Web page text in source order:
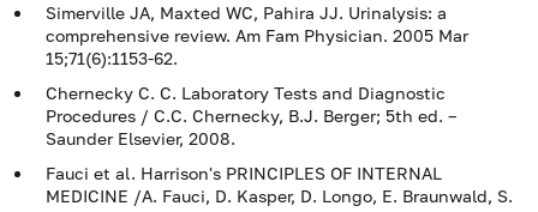
Simerville JA, Maxted WC, Pahira JJ. Urinalysis: a
comprehensive review. Am Fam Physician. 2005 Mar
15;71(6):1153-62.
Chernecky C. C. Laboratory Tests and Diagnostic
Procedures / С.С. Chernecky, В.J. Berger; 5th ed. –
Saunder Elsevier, 2008.
Fauci et al. Harrison's PRINCIPLES OF INTERNAL
MEDICINE /A. Fauci, D. Kasper, D. Longo, E. Braunwald, S.